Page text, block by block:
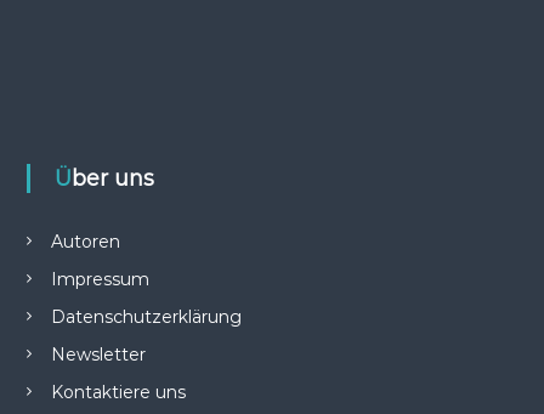
Über uns
Autoren
Impressum
Datenschutzerklärung
Newsletter
Kontaktiere uns